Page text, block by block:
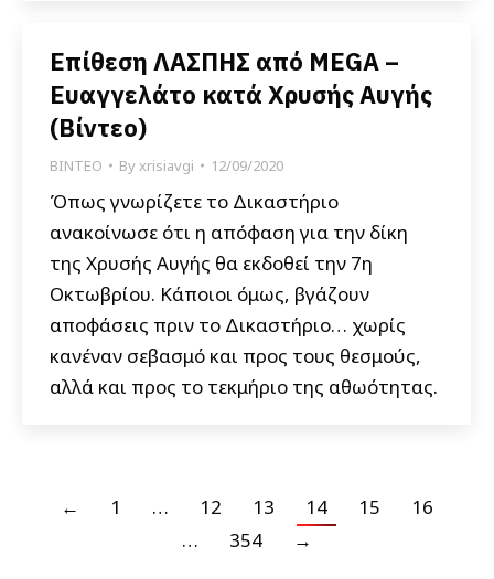
Επίθεση ΛΑΣΠΗΣ από MEGA –
Ευαγγελάτο κατά Χρυσής Αυγής
(Βίντεο)
ΒΙΝΤΕΟ Byxrisiavgi 12/09/2020
Όπως γνωρίζετε το Δικαστήριο
ανακοίνωσε ότι η απόφαση για την δίκη
της Χρυσής Αυγής θα εκδοθεί την 7η
Οκτωβρίου. Κάποιοι όμως, βγάζουν
αποφάσεις πριν το Δικαστήριο… χωρίς
κανέναν σεβασμό και προς τους θεσμούς,
αλλά και προς το τεκμήριο της αθωότητας.
← 1 … 12 13 14 15
16
…
354 →